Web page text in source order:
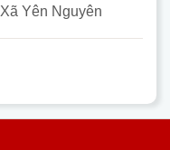
Xã Yên Nguyên